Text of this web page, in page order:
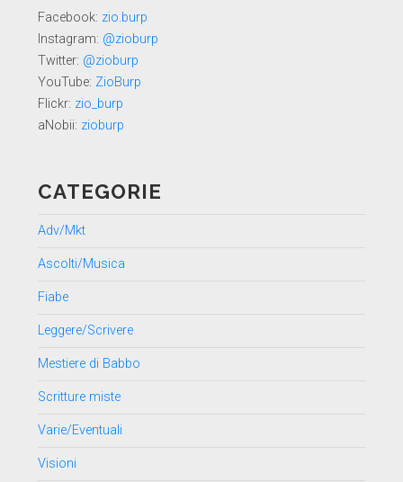
Facebook: zio.burp
Instagram: @zioburp
Twitter: @zioburp
YouTube: ZioBurp
Flickr: zio_burp
aNobii: zioburp
CATEGORIE
Adv/Mkt
Ascolti/Musica
Fiabe
Leggere/Scrivere
Mestiere di Babbo
Scritture miste
Varie/Eventuali
Visioni